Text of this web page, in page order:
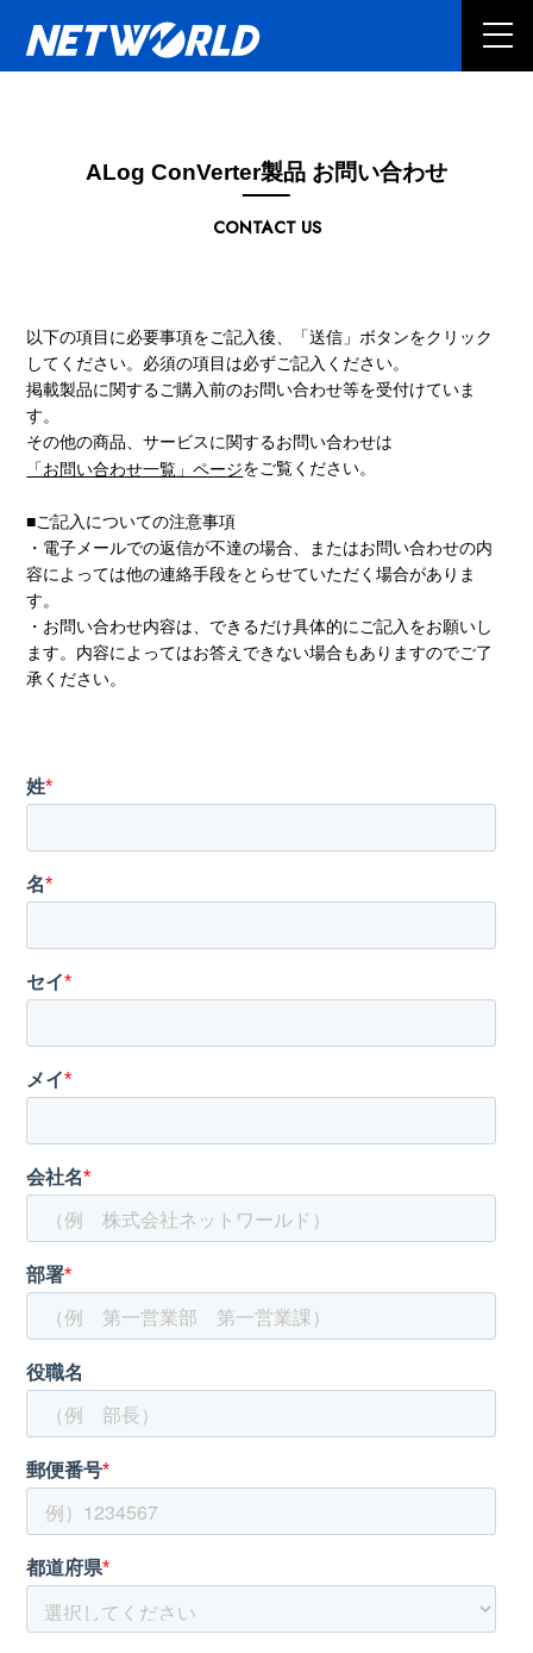
CONTACT US
ALog ConVerter製品 お問い合わせ
以下の項目に必要事項をご記入後、「送信」ボタンをクリック
してください。必須の項目は必ずご記入ください。
掲載製品に関するご購入前のお問い合わせ等を受付けていま
す。
その他の商品、サービスに関するお問い合わせは
「お問い合わせ一覧」ページをご覧ください。
■ご記入についての注意事項
・電子メールでの返信が不達の場合、またはお問い合わせの内
容によっては他の連絡手段をとらせていただく場合がありま
す。
・お問い合わせ内容は、できるだけ具体的にご記入をお願いし
ます。内容によってはお答えできない場合もありますのでご了
承ください。